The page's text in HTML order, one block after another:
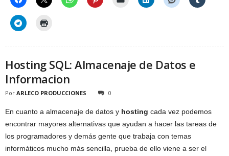
Hosting SQL: Almacenaje de Datos e
Informacion
Por ARLECO PRODUCCIONES 0
En cuanto a almacenaje de datos y hosting cada vez podemos
encontrar mayores alternativas que ayudan a hacer las tareas de
los programadores y demás gente que trabaja con temas
informáticos mucho más sencilla, prueba de ello viene a ser el